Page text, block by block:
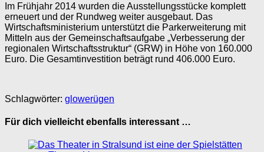
Im Frühjahr 2014 wurden die Ausstellungsstücke komplett
erneuert und der Rundweg weiter ausgebaut. Das
Wirtschaftsministerium unterstützt die Parkerweiterung mit
Mitteln aus der Gemeinschaftsaufgabe „Verbesserung der
regionalen Wirtschaftsstruktur“ (GRW) in Höhe von 160.000
Euro. Die Gesamtinvestition beträgt rund 406.000 Euro.
Schlagwörter: glowerügen
Für dich vielleicht ebenfalls interessant …